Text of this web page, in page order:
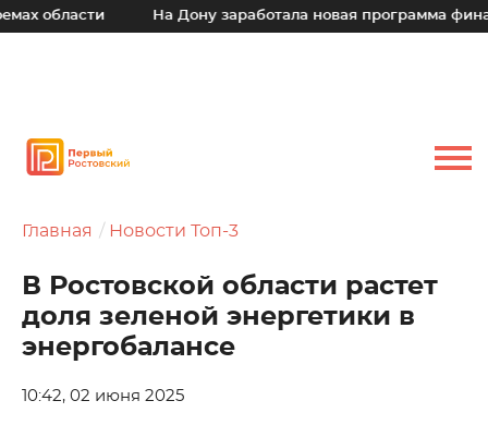
области На Дону заработала новая программа
Главная Новости Топ-3
В Ростовской области растет
доля зеленой энергетики в
энергобалансе
10:42, 02 июня 2025